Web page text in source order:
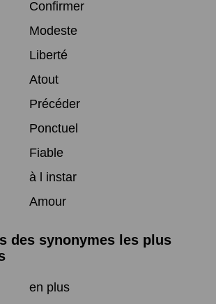
Confirmer
Modeste
Liberté
Atout
Précéder
Ponctuel
Fiable
à l instar
Amour
des synonymes les plus
en plus